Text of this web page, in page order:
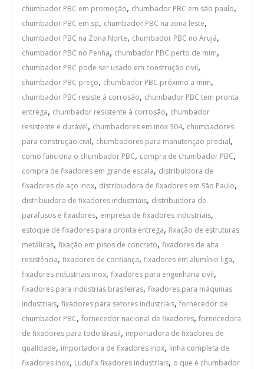
chumbador PBC em promoção, chumbador PBC em são paulo,
chumbador PBC em sp, chumbador PBC na zona leste,
chumbador PBC na Zona Norte, chumbador PBC no Arujá,
chumbador PBC no Penha, chumbador PBC perto de mim,
chumbador PBC pode ser usado em construção civil,
chumbador PBC preço, chumbador PBC próximo a mim,
chumbador PBC resiste à corrosão, chumbador PBC tem pronta
entrega, chumbador resistente à corrosão, chumbador
resistente e durável, chumbadores em inox 304, chumbadores
para construção civil, chumbadores para manutenção predial,
como funciona o chumbador PBC, compra de chumbador PBC,
compra de fixadores em grande escala, distribuidora de
fixadores de aço inox, distribuidora de fixadores em São Paulo,
distribuidora de fixadores industriais, distribuidora de
parafusos e fixadores, empresa de fixadores industriais,
estoque de fixadores para pronta entrega,fixação de estruturas
metálicas,fixação em pisos de concreto,fixadores de alta
resistência,fixadores de confiança,fixadores em alumínio liga,
fixadores industriais inox,fixadores para engenharia civil,
fixadores para indústrias brasileiras,fixadores para máquinas
industriais,fixadores para setores industriais,fornecedor de
chumbador PBC,fornecedor nacional de fixadores,fornecedora
de fixadores para todo Brasil, importadora de fixadores de
qualidade, importadora de fixadores inox, linha completa de
fixadores inox, Ludufix fixadores industriais, o que é chumbador